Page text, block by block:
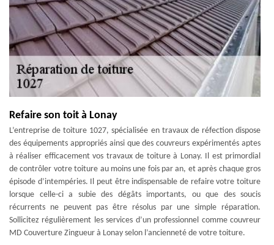
Refaire son toit à Lonay
L’entreprise de toiture 1027, spécialisée en travaux de réfection dispose
des équipements appropriés ainsi que des couvreurs expérimentés aptes
à réaliser efficacement vos travaux de toiture à Lonay. Il est primordial
de contrôler votre toiture au moins une fois par an, et après chaque gros
épisode d’intempéries. Il peut être indispensable de refaire votre toiture
lorsque celle-ci a subie des dégâts importants, ou que des soucis
récurrents ne peuvent pas être résolus par une simple réparation.
Sollicitez régulièrement les services d’un professionnel comme couvreur
MD Couverture Zingueur à Lonay selon l’ancienneté de votre toiture.